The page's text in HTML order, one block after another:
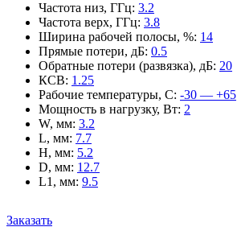
Частота низ, ГГц: 3.2
Частота верх, ГГц: 3.8
Ширина рабочей полосы, %: 14
Прямые потери, дБ: 0.5
Обратные потери (развязка), дБ: 20
КСВ: 1.25
Рабочие температуры, С: -30 — +65
Мощность в нагрузку, Вт: 2
W, мм: 3.2
L, мм: 7.7
H, мм: 5.2
D, мм: 12.7
L1, мм: 9.5
Заказать